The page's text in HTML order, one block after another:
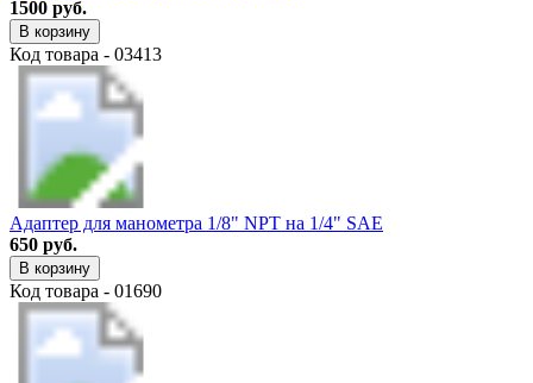
1500 руб.
В корзину
Код товара - 03413
Адаптер для манометра 1/8" NPT на 1/4" SAE
650 руб.
В корзину
Код товара - 01690